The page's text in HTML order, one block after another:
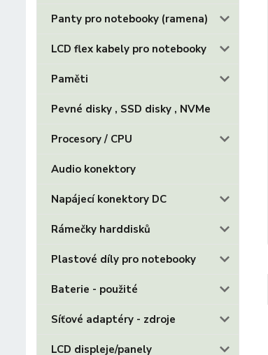
Panty pro notebooky (ramena)
LCD flex kabely pro notebooky
Paměti
Pevné disky , SSD disky , NVMe
Procesory / CPU
Audio konektory
Napájecí konektory DC
Rámečky harddisků
Plastové díly pro notebooky
Baterie - použité
Síťové adaptéry - zdroje
LCD displeje/panely